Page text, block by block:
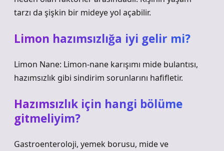
tarzı da şişkin bir mideye yol açabilir.
Limon hazımsızlığa iyi gelir mi?
Limon Nane: Limon-nane karışımı mide bulantısı,
hazımsızlık gibi sindirim sorunlarını hafifletir.
Hazımsızlık için hangi bölüme
gitmeliyim?
Gastroenteroloji, yemek borusu, mide ve